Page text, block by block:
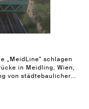
„MeidLine" schlagen
in Meidling, Wien,
von städtebaulicher...